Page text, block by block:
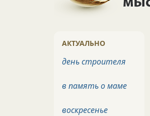
АКТУАЛЬНО
день строителя
в память о маме
воскресенье